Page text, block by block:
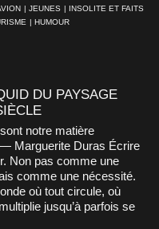
| JEUNES | INSOLITE ET FAITS
| HUMOUR
DU PAYSAGE
notre matière
— Marguerite Duras Écrire
Non pas comme une
comme une nécessité.
où tout circule, où
jusqu’à parfois se